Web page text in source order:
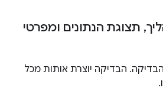
, תצוגת הנתונים ומפרטי
הבדיקה יוצרת אותות מכל